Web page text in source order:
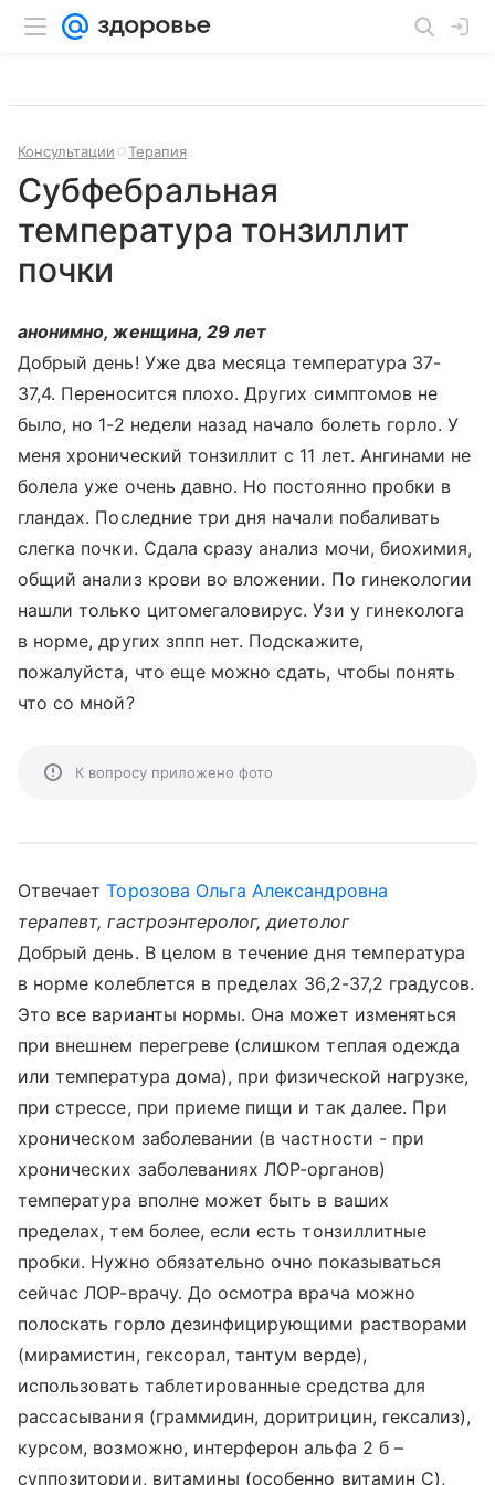
Консультации Терапия
Субфебральная
температура тонзиллит
почки
анонимно, женщина, 29 лет
Добрый день! Уже два месяца температура 37-
37,4. Переносится плохо. Других симптомов не
было, но 1-2 недели назад начало болеть горло. У
меня хронический тонзиллит с 11 лет. Ангинами не
болела уже очень давно. Но постоянно пробки в
гландах. Последние три дня начали побаливать
слегка почки. Сдала сразу анализ мочи, биохимия,
общий анализ крови во вложении. По гинекологии
нашли только цитомегаловирус. Узи у гинеколога
в норме, других зппп нет. Подскажите,
пожалуйста, что еще можно сдать, чтобы понять
что со мной?
К вопросу приложено фото
ОтвечаетТорозова Ольга Александровна
терапевт, гастроэнтеролог, диетолог
Добрый день. В целом в течение дня температура
в норме колеблется в пределах 36,2-37,2 градусов.
Это все варианты нормы. Она может изменяться
при внешнем перегреве (слишком теплая одежда
или температура дома), при физической нагрузке,
при стрессе, при приеме пищи и так далее. При
хроническом заболевании (в частности - при
хронических заболеваниях ЛОР-органов)
температура вполне может быть в ваших
пределах, тем более, если есть тонзиллитные
пробки. Нужно обязательно очно показываться
сейчас ЛОР-врачу. До осмотра врача можно
полоскать горло дезинфицирующими растворами
(мирамистин, гексорал, тантум верде),
использовать таблетированные средства для
рассасывания (граммидин, доритрицин, гексализ),
курсом, возможно, интерферон альфа 2 б –
суппозитории, витамины (особенно витамин С),